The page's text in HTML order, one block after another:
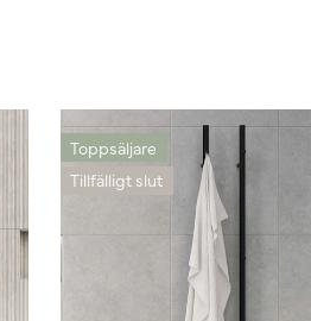
Toppsäljare
Tillfälligt slut